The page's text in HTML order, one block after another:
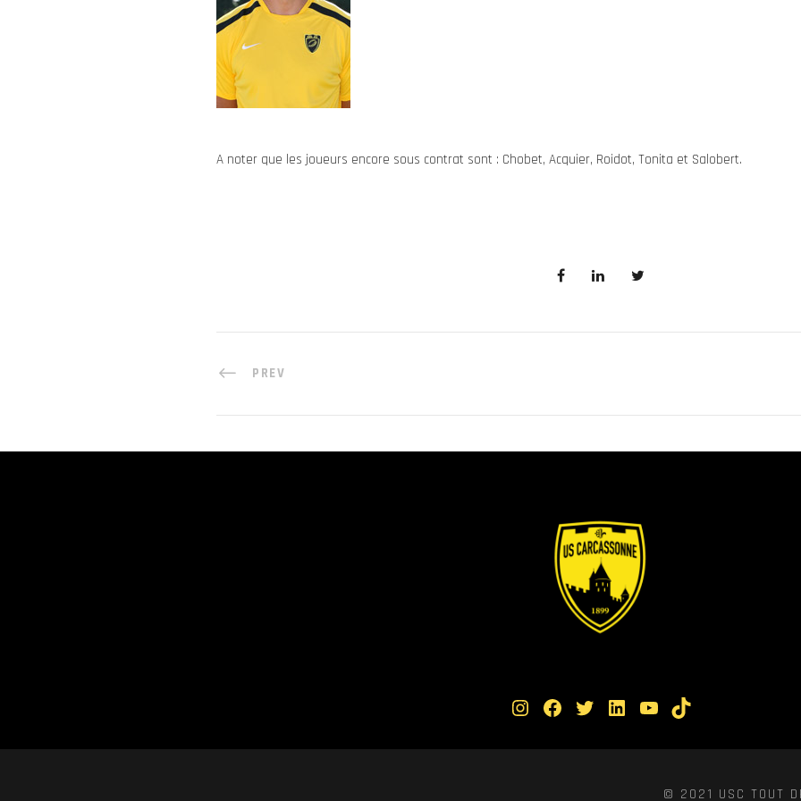
A noter que les joueurs encore sous contrat sont : Chobet, Acquier, Roidot, Tonita et Salobert.
PREV
Instagram Facebook Twitter LinkedIn YouTube TikTok
© 2021 USC TOUT